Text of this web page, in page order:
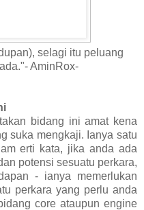
selagi itu peluang
AminRox-
bidang ini amat kena
suka mengkaji. Ianya satu
erti kata, jika anda ada
potensi sesuatu perkara,
- ianya memerlukan
perkara yang perlu anda
core ataupun engine